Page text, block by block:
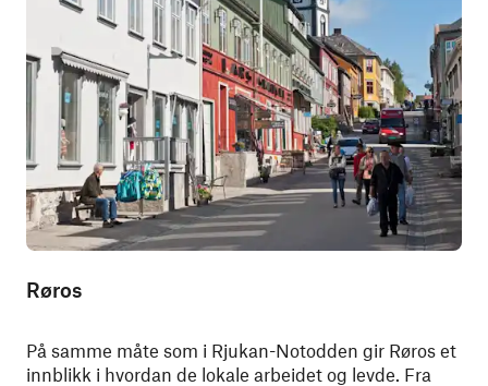
Røros
På samme måte som i Rjukan-Notodden gir Røros et
innblikk i hvordan de lokale arbeidet og levde. Fra